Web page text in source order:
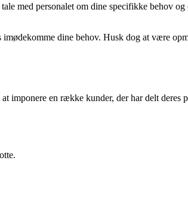
med personalet om dine specifikke behov og
dine behov. Husk dog at være
imponere en række kunder, der har delt deres